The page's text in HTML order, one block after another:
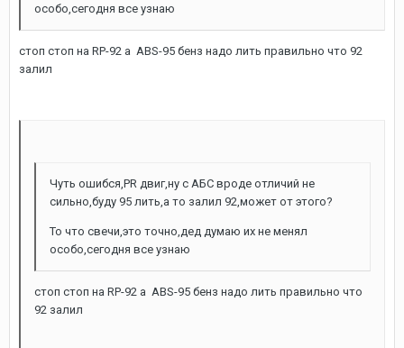
особо,сегодня все узнаю
стоп стоп на RP-92 а ABS-95 бенз надо лить правильно что 92
залил
Чуть ошибся,PR двиг,ну с АБС вроде отличий не
сильно,буду 95 лить,а то залил 92,может от этого?
То что свечи,это точно,дед думаю их не менял
особо,сегодня все узнаю
стоп стоп на RP-92 а ABS-95 бенз надо лить правильно что
92 залил